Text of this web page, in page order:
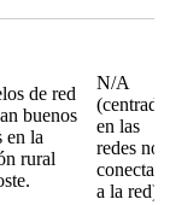
de red
buenos
en la
rural
.
N/A
(centrado
en las
redes no
a la red)